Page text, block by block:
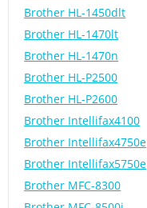
Brother HL-1450dlt
Brother HL-1470lt
Brother HL-1470n
Brother HL-P2500
Brother HL-P2600
Brother Intellifax4100
Brother Intellifax4750e
Brother Intellifax5750e
Brother MFC-8300